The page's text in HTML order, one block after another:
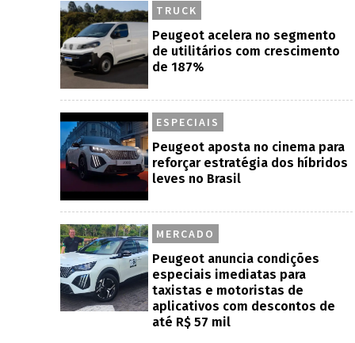
TRUCK
Peugeot acelera no segmento
de utilitários com crescimento
de 187%
ESPECIAIS
Peugeot aposta no cinema para
reforçar estratégia dos híbridos
leves no Brasil
MERCADO
Peugeot anuncia condições
especiais imediatas para
taxistas e motoristas de
aplicativos com descontos de
até R$ 57 mil